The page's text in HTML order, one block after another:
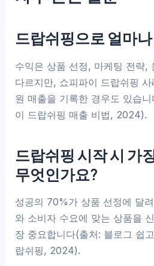
드랍쉬핑으로 얼마
수익은 상품 선정, 마케팅 전략,
다르지만, 쇼피파이 드랍쉬핑
원 매출을 기록한 경우도 있습
이 드랍쉬핑 매출 비법, 2024).
드랍쉬핑 시작 시 가
무엇인가요?
성공의 70%가 상품 선정에 달
와 소비자 수요에 맞는 상품을
장 중요합니다(출처: 블로그 쉽
랍쉬핑, 2024).